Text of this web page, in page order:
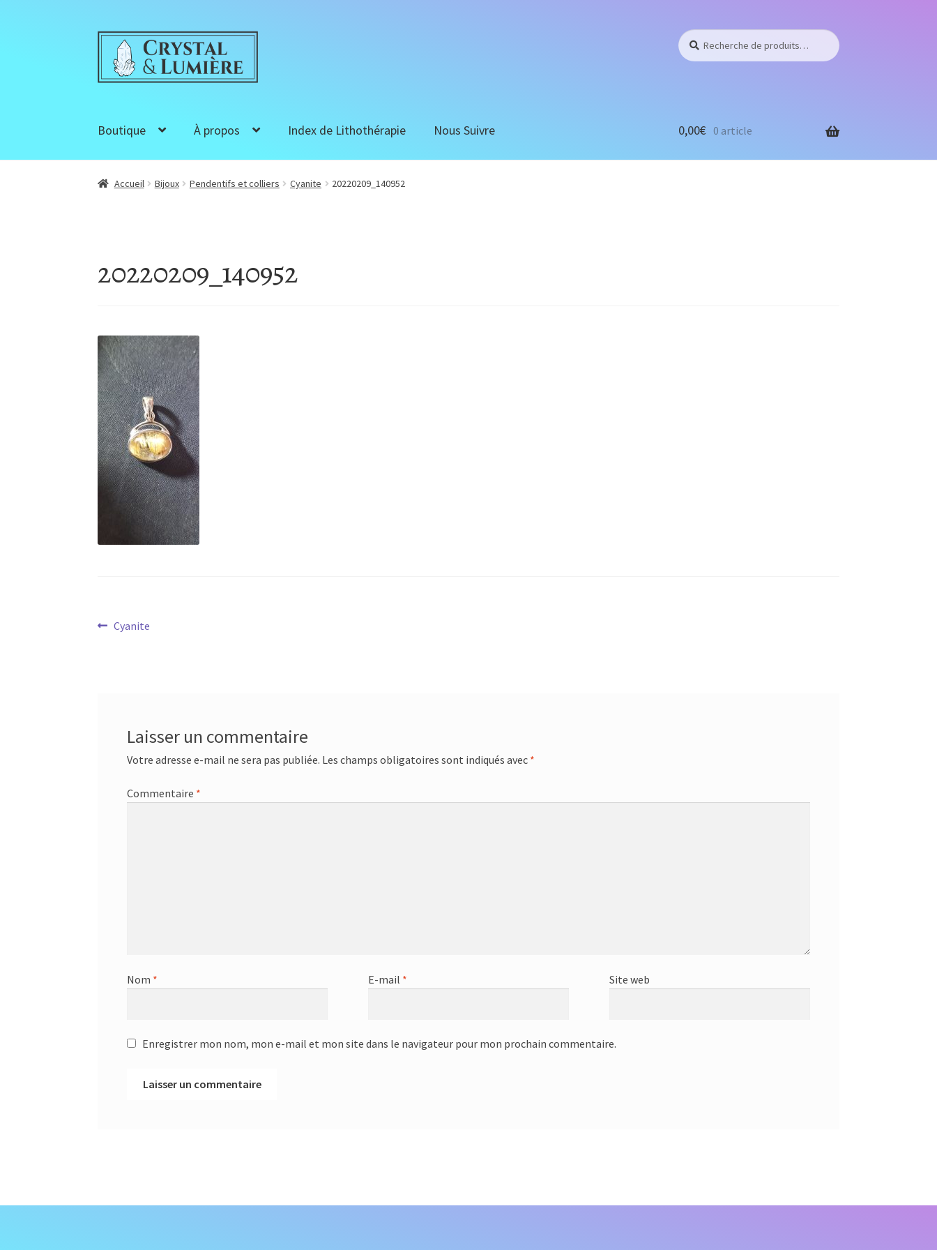
Aller
Aller
contenu
Recherche
pour :
Recherche
Boutique À propos Index de Lithothérapie Nous Suivre 0,00€ 0 article
Accueil Bijoux Pendentifs et colliers Cyanite 20220209_140952
20220209_140952
Navigation
Article
Cyanite
Laisser un commentaire
Votre adresse e-mail ne sera pas publiée. Les champs obligatoires sont indiqués avec *
Commentaire *
Nom * E-mail * Site web
Enregistrer mon nom, mon e-mail et mon site dans le navigateur pour mon prochain commentaire.